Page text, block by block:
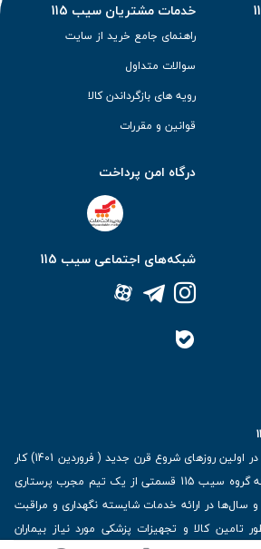
خدمات مشتریان سیب 115
راهنمای جامع خرید از سایت
سوالات متداول
رویه های بازگرداندن کالا
قوانین و مقررات
درگاه امن پرداخت
شبکه‌های اجتماعی سیب 115
فروشگاه اینترنتی سیب 115 در اولین روزهای شروع قرن جدید ( فروردین 1401) کار
خود را آغاز کرد. از آنجایی که گروه سیب 115 قسمتی از یک تیم مجرب پرستاری
سال‌ها در ارائه خدمات شایسته نگهداری و مراقبت
تامین کالا و تجهیزات پزشکی مورد نیاز بیماران